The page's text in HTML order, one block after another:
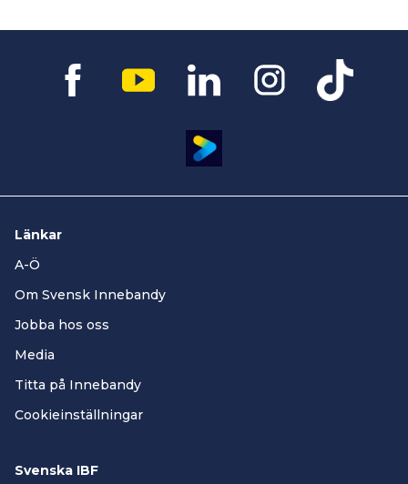
Länkar
A-Ö
Om Svensk Innebandy
Jobba hos oss
Media
Titta på Innebandy
Cookieinställningar
Svenska IBF